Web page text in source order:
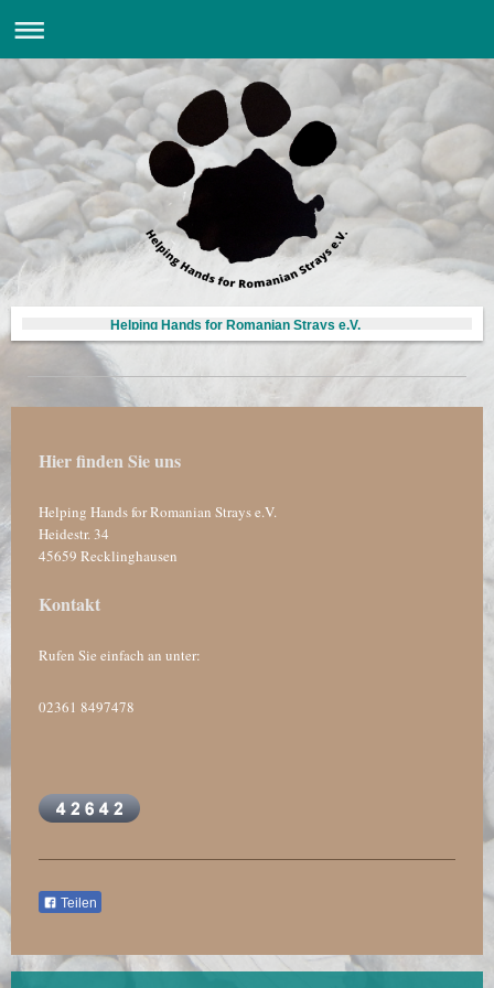
Helping Hands for Romanian Strays e.V.
Hier finden Sie uns
Helping Hands for Romanian Strays e.V.
Heidestr.34
45659 Recklinghausen
Kontakt
Rufen Sie einfach an unter:
02361 8497478
Teilen